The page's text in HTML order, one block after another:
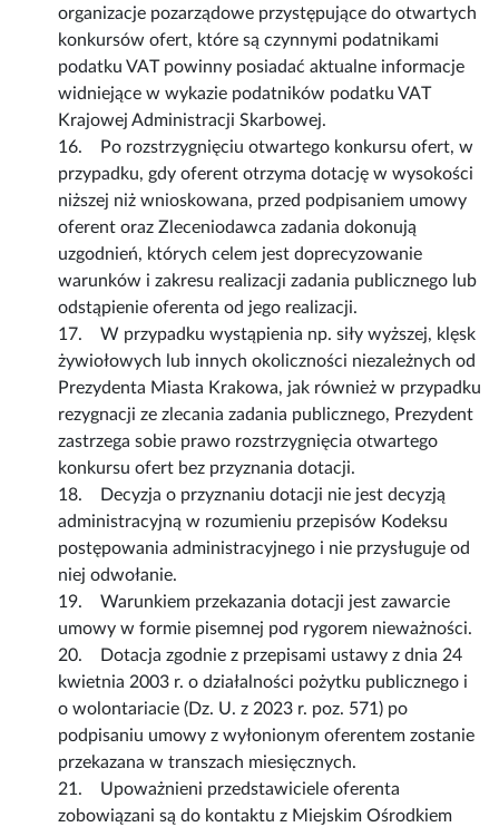
organizacje pozarządowe przystępujące do otwartych
konkursów ofert, które są czynnymi podatnikami
podatku VAT powinny posiadać aktualne informacje
widniejące w wykazie podatników podatku VAT
Krajowej Administracji Skarbowej.
16. Po rozstrzygnięciu otwartego konkursu ofert, w
przypadku, gdy oferent otrzyma dotację w wysokości
niższej niż wnioskowana, przed podpisaniem umowy
oferent oraz Zleceniodawca zadania dokonują
uzgodnień, których celem jest doprecyzowanie
warunków i zakresu realizacji zadania publicznego lub
odstąpienie oferenta od jego realizacji.
17. W przypadku wystąpienia np. siły wyższej, klęsk
żywiołowych lub innych okoliczności niezależnych od
Prezydenta Miasta Krakowa, jak również w przypadku
rezygnacji ze zlecania zadania publicznego, Prezydent
zastrzega sobie prawo rozstrzygnięcia otwartego
konkursu ofert bez przyznania dotacji.
18. Decyzja o przyznaniu dotacji nie jest decyzją
administracyjną w rozumieniu przepisów Kodeksu
postępowania administracyjnego i nie przysługuje od
niej odwołanie.
19. Warunkiem przekazania dotacji jest zawarcie
umowy w formie pisemnej pod rygorem nieważności.
20. Dotacja zgodnie z przepisami ustawy z dnia 24
kwietnia 2003 r. o działalności pożytku publicznego i
o wolontariacie (Dz. U. z 2023 r. poz. 571) po
podpisaniu umowy z wyłonionym oferentem zostanie
przekazana w transzach miesięcznych.
21. Upoważnieni przedstawiciele oferenta
zobowiązani są do kontaktu z Miejskim Ośrodkiem